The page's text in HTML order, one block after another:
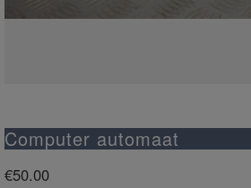
Computer automaat
€50.00